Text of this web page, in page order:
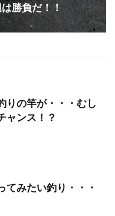
勝負だ！！
りの竿が・・・むし
ャンス！？
てみたい釣り・・・